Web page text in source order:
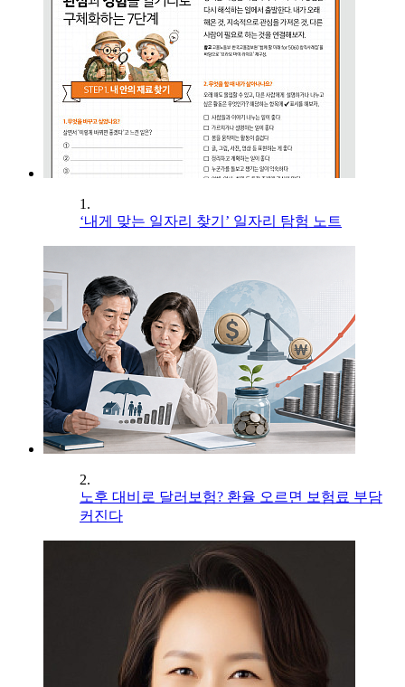
1.
‘내게 맞는 일자리 찾기’ 일자리 탐험 노트
2.
노후 대비로 달러보험? 환율 오르면 보험료 부담
커진다